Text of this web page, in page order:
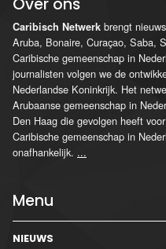
Over ons
Caribisch Netwerk brengt
Aruba, Bonaire, Curaçao, Saba,
Caribische gemeenschap in
journalisten volgen we de
Nederlandse Koninkrijk. Het
Arubaanse gemeenschap in
Den Haag die gevolgen heeft
Caribische gemeenschap in
onafhankelijk. ...
Menu
NIEUWS